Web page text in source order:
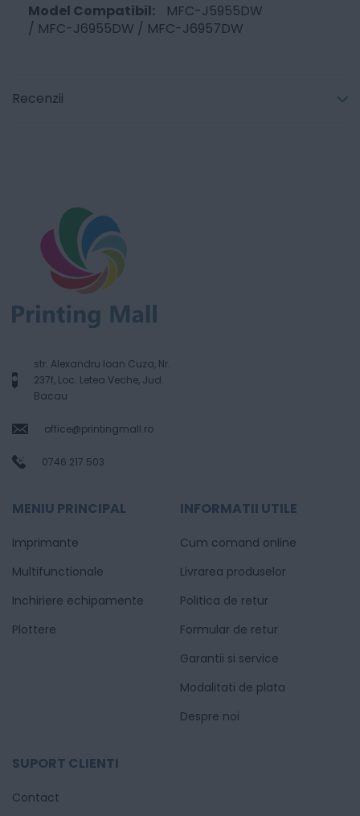
MFC-J5955DW
/ MFC-J6955DW / MFC-J6957DW
Recenzii
str. Alexandru Ioan Cuza, Nr.
237f, Loc. Letea Veche, Jud.
Bacau
office@printingmall.ro
0746.217.503
MENIU PRINCIPAL
Imprimante
Multifunctionale
Inchiriere echipamente
Plottere
INFORMATII UTILE
Cum comand online
Livrarea produselor
Politica de retur
Formular de retur
Garantii si service
Modalitati de plata
Despre noi
SUPORT CLIENTI
Contact